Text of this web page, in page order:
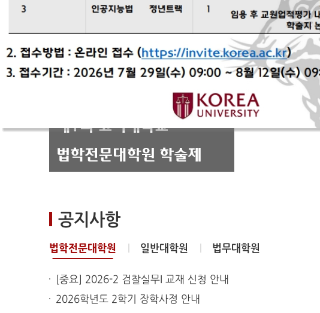
공지사항
법학전문대학원
[중요] 2026-2 검찰실무I 교재 신청 안내
2026학년도 2학기 장학사정 안내
일반대학원 법무대학원